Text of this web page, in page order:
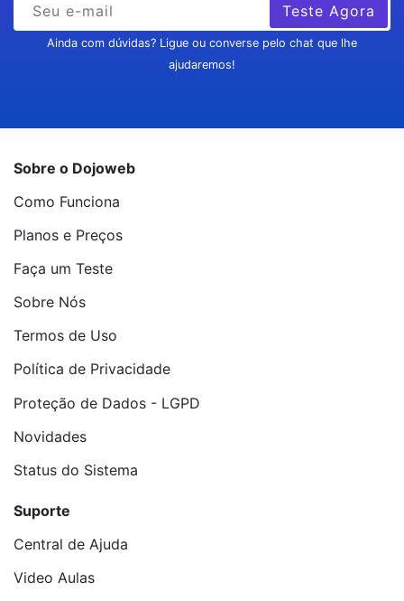
Teste Agora
Ainda com dúvidas? Ligue ou converse pelo chat que lhe
ajudaremos!
Sobre o Dojoweb
Como Funciona
Planos e Preços
Faça um Teste
Sobre Nós
Termos de Uso
Política de Privacidade
Proteção de Dados - LGPD
Novidades
Status do Sistema
Suporte
Central de Ajuda
Video Aulas